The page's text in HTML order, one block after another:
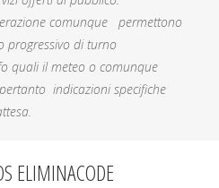
comunque permettono
progressivo di turno
quali il meteo o comunque
indicazioni specifiche
ELIMINACODE